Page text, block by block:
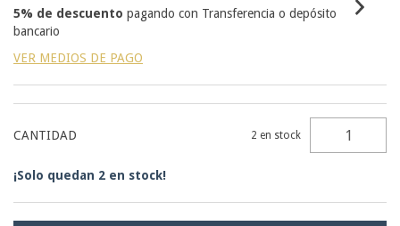
5% de descuento pagando con Transferencia o depósito
bancario
VER MEDIOS DE PAGO
CANTIDAD 2 en stock
¡Solo quedan 2 en stock!